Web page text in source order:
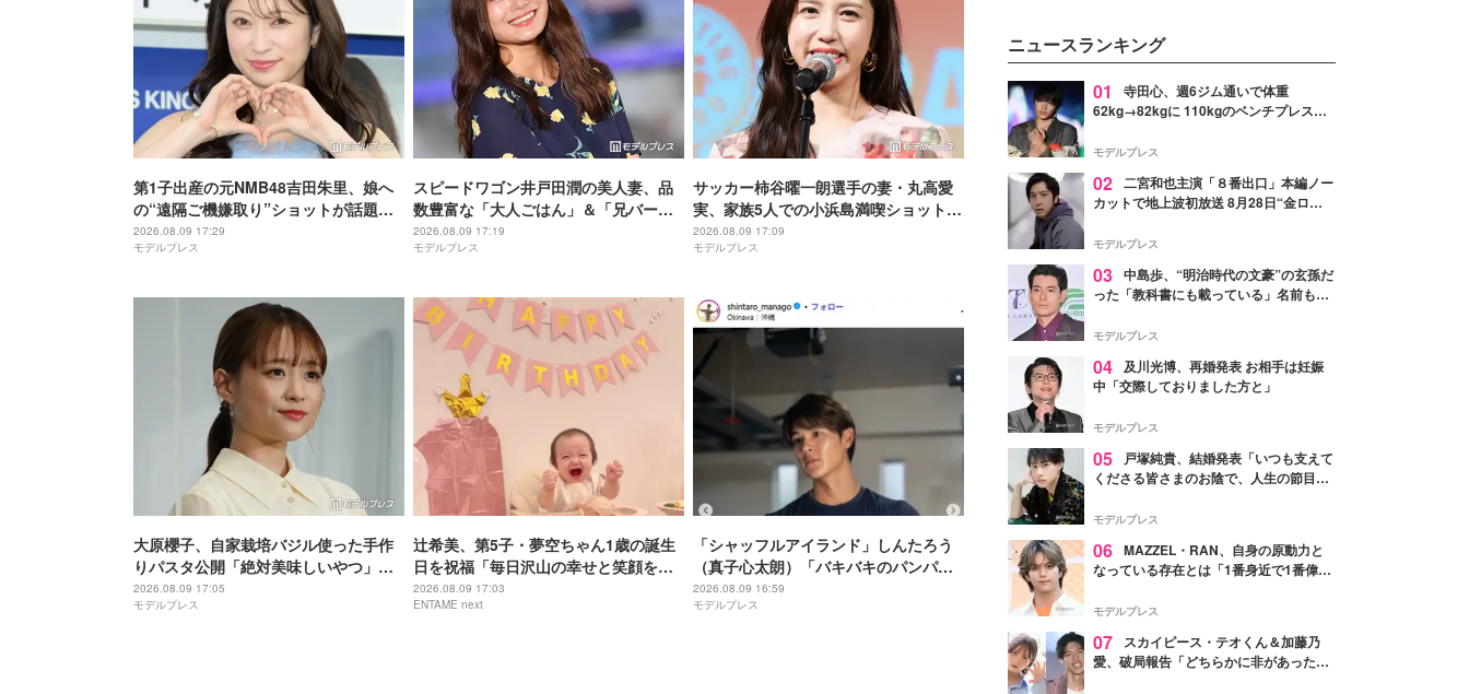
第1子出産の元NMB48吉田朱里、娘へ
の“遠隔ご機嫌取り”ショットが話題
「顔が一生懸命で可愛すぎる」「素敵
なアイデア」と反響
2026.08.09 17:29
モデルプレス
スピードワゴン井戸田潤の美人妻、品
数豊富な「大人ごはん」＆「兄バーグ
ごはん」披露に反響「ズラリと並んで
て豪華」「小さい海苔巻きがかわい
2026.08.09 17:19
モデルプレス
サッカー柿谷曜一朗選手の妻・丸高愛
実、家族5人での小浜島満喫ショット公
開「お揃いのお洋服可愛い」「美男美
女揃い」と反響
2026.08.09 17:09
モデルプレス
大原櫻子、自家栽培バジル使った手作
りパスタ公開「絶対美味しいやつ」
「センス良すぎる」と絶賛の声
2026.08.09 17:05
モデルプレス
辻希美、第5子・夢空ちゃん1歳の誕生
日を祝福「毎日沢山の幸せと笑顔を本
当にありがとう」
2026.08.09 17:03
ENTAME next
「シャッフルアイランド」しんたろう
（真子心太朗）「バキバキのパンパン
マンだった2年前」肉体美際立つ上裸シ
ョット公開「彫刻みたい」「思わず見
2026.08.09 16:59
モデルプレス
デルの宮城舞と島村雄大の特別対
談をお届け！それぞれの視点か
ら、今作ならではの魅力や予想外
の感動をもたらす奥深いストーリ
た。
ニュースランキング
01
寺田心、週6ジム通いで体重
62kg→82kgに 110kgのベンチプレス持
「かっこいい」と反響
モデルプレス
02 二宮和也主演「８番出口」本編ノー
カットで地上波初放送 8月28日“金ロ
モデルプレス
03 中島歩、“明治時代の文豪”の玄孫だ
った「教科書にも載っている」名前も先
モデルプレス
04 及川光博、再婚発表 お相手は妊娠
中「交際しておりました方と」
モデルプレス
05
戸塚純貴、結婚発表「いつも支えて
くださる皆さまのお陰で、人生の節目を
す」【全文】
モデルプレス
06 MAZZEL・RAN、自身の原動力と
なっている存在とは「1番身近で1番偉大
モデルプレス
07
スカイピース・テオくん＆加藤乃
愛、破局報告「どちらかに非があったわ